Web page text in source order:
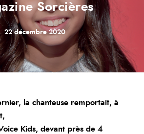
Sorcières
22 décembre 2020
la chanteuse remportait, à
Kids, devant près de 4